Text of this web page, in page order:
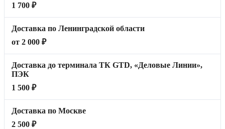
1 700 ₽
Доставка по Ленинградской области
от 2 000 ₽
Доставка до терминала ТК GTD, «Деловые Линии»,
ПЭК
1 500 ₽
Доставка по Москве
2 500 ₽